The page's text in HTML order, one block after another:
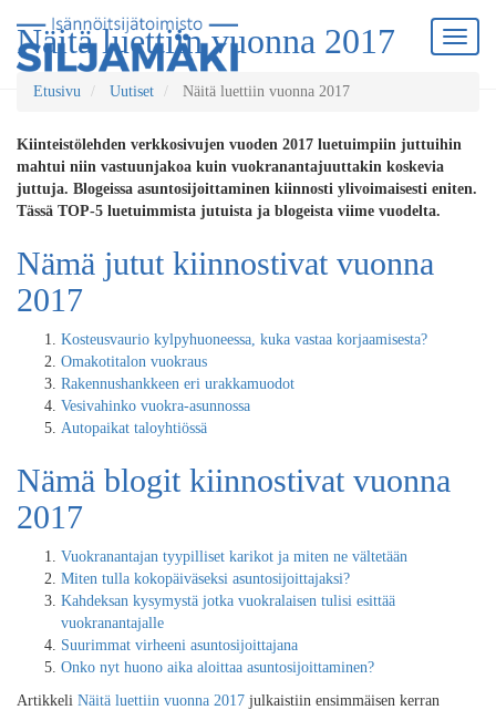
Näitä luettiin vuonna 2017
Etusivu Uutiset Näitä luettiin vuonna 2017
Kiinteistölehden verkkosivujen vuoden 2017 luetuimpiin juttuihin
mahtui niin vastuunjakoa kuin vuokranantajuuttakin koskevia
juttuja. Blogeissa asuntosijoittaminen kiinnosti ylivoimaisesti eniten.
Tässä TOP-5 luetuimmista jutuista ja blogeista viime vuodelta.
Nämä jutut kiinnostivat vuonna
2017
Kosteusvaurio kylpyhuoneessa, kuka vastaa korjaamisesta?
Omakotitalon vuokraus
Rakennushankkeen eri urakkamuodot
Vesivahinko vuokra-asunnossa
Autopaikat taloyhtiössä
Nämä blogit kiinnostivat vuonna
2017
Vuokranantajan tyypilliset karikot ja miten ne vältetään
Miten tulla kokopäiväseksi asuntosijoittajaksi?
Kahdeksan kysymystä jotka vuokralaisen tulisi esittää
vuokranantajalle
Suurimmat virheeni asuntosijoittajana
Onko nyt huono aika aloittaa asuntosijoittaminen?
Artikkeli Näitä luettiin vuonna 2017 julkaistiin ensimmäisen kerran